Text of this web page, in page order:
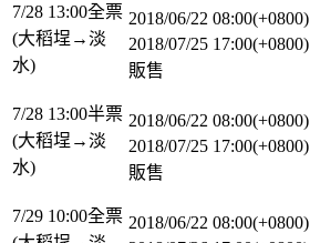
7/28 13:00全票
(大稻埕→淡
水)
2018/06/22 08:00(+0800)
2018/07/25 17:00(+0800)
販售
7/28 13:00半票
(大稻埕→淡
水)
2018/06/22 08:00(+0800)
2018/07/25 17:00(+0800)
販售
7/29 10:00全票 2018/06/22 08:00(+0800)